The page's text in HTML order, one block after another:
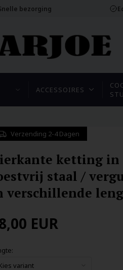
bezorging
ACCESSOIRES
Verzending 2-4 Dagen
ketting in
staal /
verschillende
EUR